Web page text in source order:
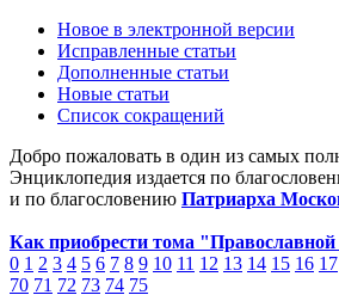
Новое в электронной версии
Исправленные статьи
Дополненные статьи
Новые статьи
Список сокращений
Добро пожаловать в один из самых
Энциклопедия издается по
и по благословению Патриарха
Как приобрести тома
0 1 2 3 4 5 6 7 8 9 10 11 12 13 14 15 16 17
70 71 72 73 74 75